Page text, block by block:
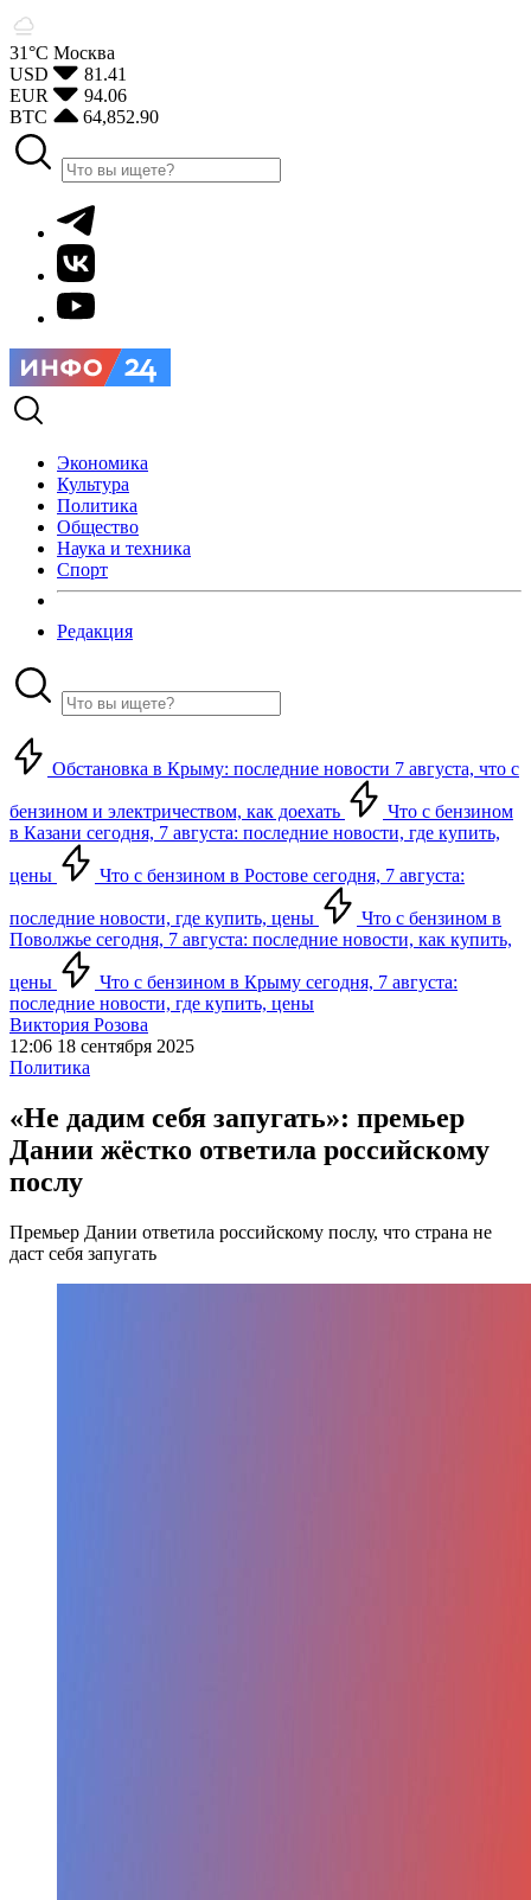
31°С Москва
USD
81.41
EUR
94.06
BTC
64,852.90
Экономика
Культура
Политика
Общество
Наука и техника
Спорт
Редакция
Обстановка в Крыму: последние новости 7 августа, что с
бензином и электричеством, как доехать
Что с бензином
в Казани сегодня, 7 августа: последние новости, где купить,
цены Что с бензином в Ростове сегодня, 7 августа:
последние новости, где купить, цены
Что с бензином в
Поволжье сегодня, 7 августа: последние новости, как купить,
цены
Что с бензином в Крыму сегодня, 7 августа:
последние новости, где купить, цены
Виктория Розова
12:06 18 сентября 2025
Политика
«Не дадим себя запугать»: премьер
Дании жёстко ответила российскому
послу
Премьер Дании ответила российскому послу, что страна не
даст себя запугать